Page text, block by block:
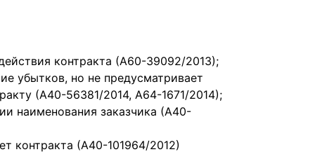
контракта (А60-39092/2013);
убытков, но не предусматривает
(А40-56381/2014, А64-1671/2014);
наименования заказчика (А40-
контракта (А40-101964/2012)